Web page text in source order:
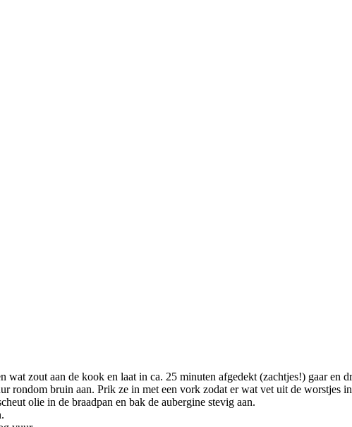
wat zout aan de kook en laat in ca. 25 minuten afgedekt (zachtjes!) gaar en
rondom bruin aan. Prik ze in met een vork zodat er wat vet uit de worstjes
olie in de braadpan en bak de aubergine stevig aan.